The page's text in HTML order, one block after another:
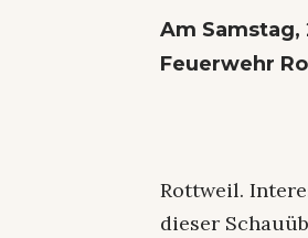
Am
Feuerwehr
Rottweil.
dieser